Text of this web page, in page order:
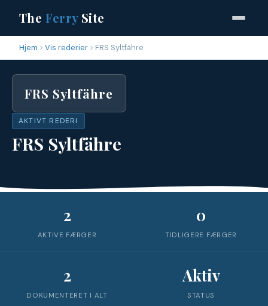
The FerrySite
Hjem Vis rederier FRS Syltfähre
FRS Syltfähre
AKTIVT REDERI
FRS Syltfähre
2
AKTIVE FÆRGER
0
TIDLIGERE FÆRGER
2
DOKUMENTERET I ALT
Aktiv
STATUS